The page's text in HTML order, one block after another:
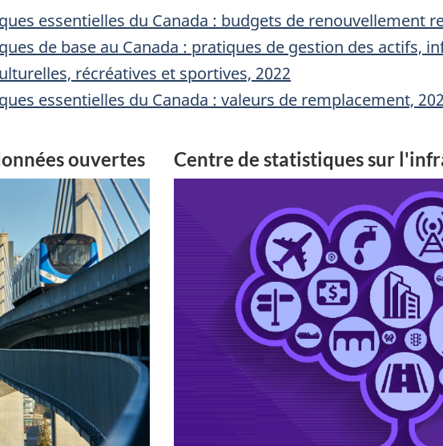
essentielles du Canada : budgets de renouvellement
de base au Canada : pratiques de gestion des actifs,
récréatives et sportives, 2022
essentielles du Canada : valeurs de remplacement,
ouvertes Centre de statistiques sur